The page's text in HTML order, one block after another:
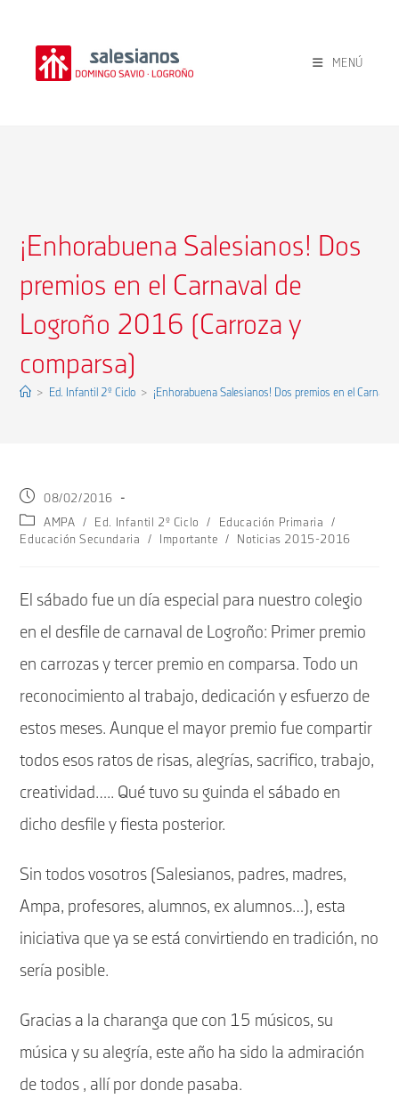
contenido
MENÚ
¡Enhorabuena Salesianos! Dos
premios en el Carnaval de
Logroño 2016 (Carroza y
comparsa)
> Ed. Infantil 2º Ciclo > ¡Enhorabuena Salesianos! Dos premios en el
Publicación
de
la
entrada:
08/02/2016
Categoría
de
AMPA / Ed. Infantil 2º Ciclo / Educación Primaria
/
Educación Secundaria
/ Importante / Noticias 2015-2016
El sábado fue un día especial para nuestro colegio
en el desfile de carnaval de Logroño: Primer premio
en carrozas y tercer premio en comparsa. Todo un
reconocimiento al trabajo, dedicación y esfuerzo de
estos meses. Aunque el mayor premio fue compartir
todos esos ratos de risas, alegrías, sacrifico, trabajo,
creatividad….. Qué tuvo su guinda el sábado en
dicho desfile y fiesta posterior.
Sin todos vosotros (Salesianos, padres, madres,
Ampa, profesores, alumnos, ex alumnos…), esta
iniciativa que ya se está convirtiendo en tradición, no
sería posible.
Gracias a la charanga que con 15 músicos, su
música y su alegría, este año ha sido la admiración
de todos , allí por donde pasaba.